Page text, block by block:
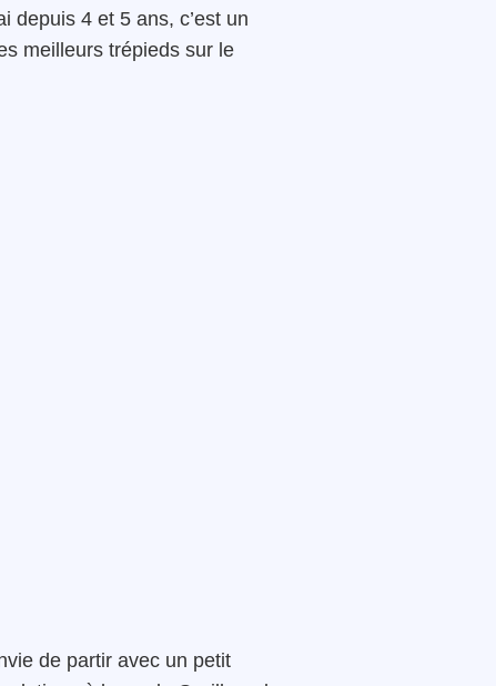
depuis 4 et 5 ans, c’est un
meilleurs trépieds sur le
de partir avec un petit